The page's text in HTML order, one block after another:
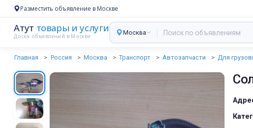
Разместить объявление в Москве
Атут товары и услуги
Доска объявлений в Москве
Москва
Главная Россия Москва Транспорт Автозапчасти Для